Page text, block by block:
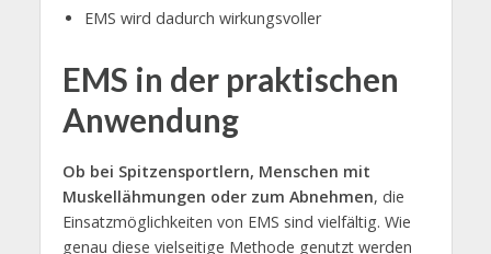
EMS wird dadurch wirkungsvoller
EMS in der praktischen
Anwendung
Ob bei Spitzensportlern, Menschen mit
Muskellähmungen oder zum Abnehmen, die
Einsatzmöglichkeiten von EMS sind vielfältig. Wie
genau diese vielseitige Methode genutzt werden